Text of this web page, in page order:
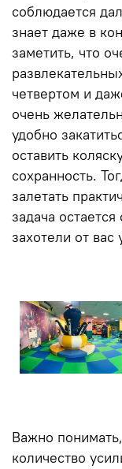
соблюдается
знает даже в
заметить, что
четвертом и
очень
удобно
оставить
сохранность.
залетать
задача
захотели от
Важно
количество